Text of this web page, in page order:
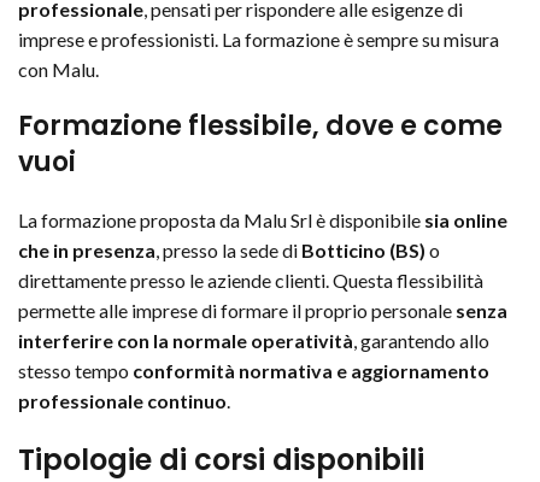
professionale, pensati per rispondere alle esigenze di
imprese e professionisti. La formazione è sempre su misura
con Malu.
Formazione flessibile, dove e come
vuoi
La formazione proposta da Malu Srl è disponibile sia online
che in presenza, presso la sede di Botticino (BS) o
direttamente presso le aziende clienti. Questa flessibilità
permette alle imprese di formare il proprio personale senza
interferire con la normale operatività, garantendo allo
stesso tempo conformità normativa e aggiornamento
professionale continuo.
Tipologie di corsi disponibili